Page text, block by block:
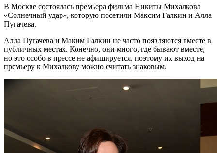
В Москве состоялась премьера фильма Никиты Михалкова
«Солнечный удар», которую посетили Максим Галкин и Алла
Пугачева.
Алла Пугачева и Маким Галкин не часто появляются вместе в
публичных местах. Конечно, они много, где бывают вместе,
но это особо в прессе не афишируется, поэтому их выход на
премьеру к Михалкову можно считать знаковым.